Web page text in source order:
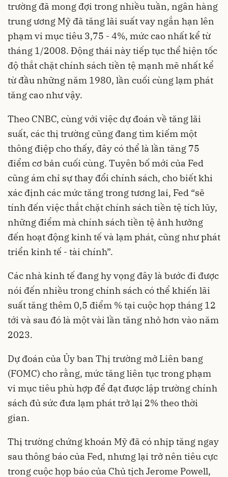
trường đã mong đợi trong nhiều tuần, ngân hàng
trung ương Mỹ đã tăng lãi suất vay ngắn hạn lên
phạm vi mục tiêu 3,75 - 4%, mức cao nhất kể từ
tháng 1/2008. Động thái này tiếp tục thể hiện tốc
độ thắt chặt chính sách tiền tệ mạnh mẽ nhất kể
từ đầu những năm 1980, lần cuối cùng lạm phát
tăng cao như vậy.
Theo CNBC, cùng với việc dự đoán về tăng lãi
suất, các thị trường cũng đang tìm kiếm một
thông điệp cho thấy, đây có thể là lần tăng 75
điểm cơ bản cuối cùng. Tuyên bố mới của Fed
cũng ám chỉ sự thay đổi chính sách, cho biết khi
xác định các mức tăng trong tương lai, Fed “sẽ
tính đến việc thắt chặt chính sách tiền tệ tích lũy,
những điểm mà chính sách tiền tệ ảnh hưởng
đến hoạt động kinh tế và lạm phát, cũng như phát
triển kinh tế - tài chính”.
Các nhà kinh tế đang hy vọng đây là bước đi được
nói đến nhiều trong chính sách có thể khiến lãi
suấttăng thêm 0,5 điểm % tại cuộc họp tháng 12
tới và sau đó là một vài lần tăng nhỏ hơn vào năm
2023.
Dự đoán của Ủy ban Thị trường mở Liên bang
(FOMC) cho rằng, mức tăng liên tục trong phạm
vi mục tiêu phù hợp để đạt được lập trường chính
sách đủ sức đưa lạm phát trở lại 2% theo thời
gian.
Thị trường chứng khoán Mỹ đã có nhịp tăng ngay
sau thông báo của Fed, nhưng lại trở nên tiêu cực
trong cuộc họp báo của Chủ tịch Jerome Powell,